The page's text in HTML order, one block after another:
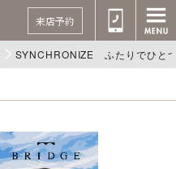
来店予約
SYNCHRONIZE ふたりでひと